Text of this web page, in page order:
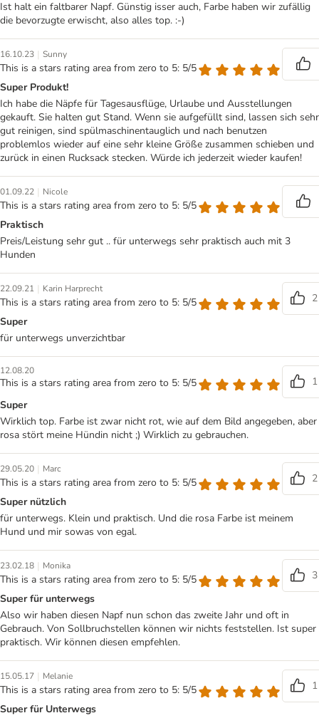
Ist halt ein faltbarer Napf. Günstig isser auch, Farbe haben wir zufällig
die bevorzugte erwischt, also alles top. :-)
16.10.23 | Sunny
This is a stars rating area from zero to 5: 5/5
Super Produkt!
Ich habe die Näpfe für Tagesausflüge, Urlaube und Ausstellungen
gekauft. Sie halten gut Stand. Wenn sie aufgefüllt sind, lassen sich sehr
gut reinigen, sind spülmaschinentauglich und nach benutzen
problemlos wieder auf eine sehr kleine Größe zusammen schieben und
zurück in einen Rucksack stecken. Würde ich jederzeit wieder kaufen!
01.09.22 | Nicole
This is a stars rating area from zero to 5: 5/5
Praktisch
Preis/Leistung sehr gut .. für unterwegs sehr praktisch auch mit 3
Hunden
22.09.21 | Karin Harprecht
This is a stars rating area from zero to 5: 5/5
2
Super
für unterwegs unverzichtbar
12.08.20
This is a stars rating area from zero to 5: 5/5
1
Super
Wirklich top. Farbe ist zwar nicht rot, wie auf dem Bild angegeben, aber
rosa stört meine Hündin nicht ;) Wirklich zu gebrauchen.
29.05.20 | Marc
This is a stars rating area from zero to 5: 5/5
2
Super nützlich
für unterwegs. Klein und praktisch. Und die rosa Farbe ist meinem
Hund und mir sowas von egal.
23.02.18 | Monika
This is a stars rating area from zero to 5: 5/5
3
Super für unterwegs
Also wir haben diesen Napf nun schon das zweite Jahr und oft in
Gebrauch. Von Sollbruchstellen können wir nichts feststellen. Ist super
praktisch. Wir können diesen empfehlen.
15.05.17 | Melanie
This is a stars rating area from zero to 5: 5/5
1
Super für Unterwegs